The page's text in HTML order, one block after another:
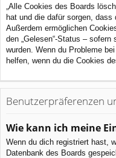
„Alle Cookies des Boards
hat und die dafür sorgen,
Außerdem ermöglichen
den „Gelesen“-Status –
wurden. Wenn du Probleme
helfen, wenn du die Cookies
Benutzerpräferenzen
Wie kann ich meine
Wenn du dich registriert hast,
Datenbank des Boards